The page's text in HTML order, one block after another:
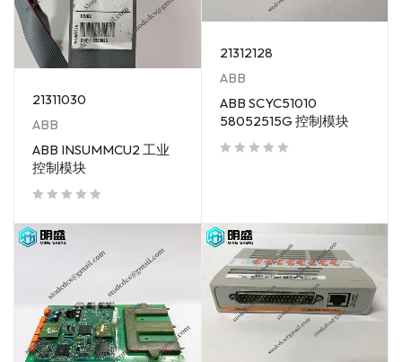
21311030
ABB
ABB INSUMMCU2 工业
控制模块
21312128
ABB
ABB SCYC51010
58052515G 控制模块